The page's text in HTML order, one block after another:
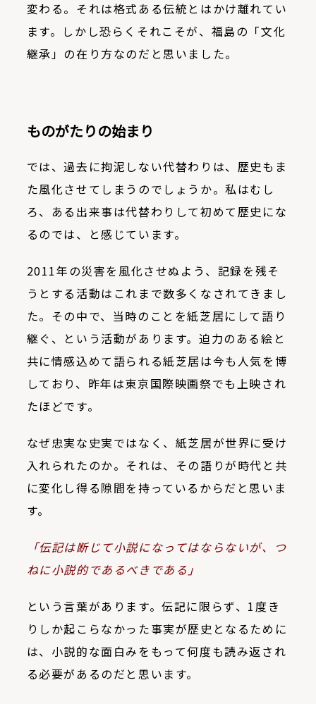
変わる。それは格式ある伝統とはかけ離れてい
ます。しかし恐らくそれこそが、福島の「文化
継承」の在り方なのだと思いました。
ものがたりの始まり
では、過去に拘泥しない代替わりは、歴史もま
た風化させてしまうのでしょうか。私はむし
ろ、ある出来事は代替わりして初めて歴史にな
るのでは、と感じています。
2011年の災害を風化させぬよう、記録を残そ
うとする活動はこれまで数多くなされてきまし
た。その中で、当時のことを紙芝居にして語り
継ぐ、という活動があります。迫力のある絵と
共に情感込めて語られる紙芝居は今も人気を博
しており、昨年は東京国際映画祭でも上映され
たほどです。
なぜ忠実な史実ではなく、紙芝居が世界に受け
入れられたのか。それは、その語りが時代と共
に変化し得る隙間を持っているからだと思いま
す。
「伝記は断じて小説になってはならないが、つ
ねに小説的であるべきである」
という言葉があります。伝記に限らず、 1度き
りしか起こらなかった事実が歴史となるために
は、小説的な面白みをもって何度も読み返され
る必要があるのだと思います。